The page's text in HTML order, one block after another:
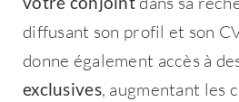
diffusant son profil et son
donne également accès à
exclusives, augmentant les